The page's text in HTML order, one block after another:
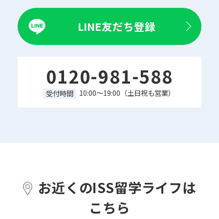
LINE友だち登録
0120-981-588
受付時間 10:00～19:00（土日祝も営業）
お近くのISS留学ライフは
こちら